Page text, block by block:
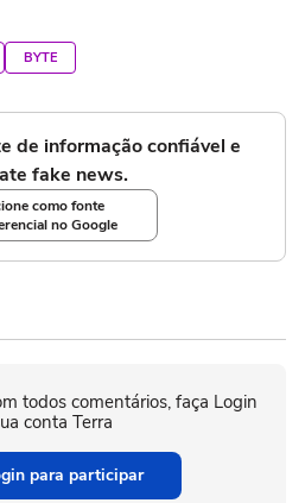
BYTE
de informação confiável e
fake news.
como fonte
no Google
todos comentários, faça Login
conta Terra
para participar